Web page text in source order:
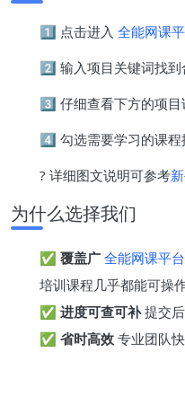
1️⃣ 点击进入 全能网课
2️⃣ 输入项目关键词找到
3️⃣ 仔细查看下方的项
4️⃣ 勾选需要学习的课
? 详细图文说明可参考
为什么选择我们
✅ 覆盖广 全能网课平台
培训课程几乎都能可操
✅ 进度可查可补提交
✅ 省时高效 专业团队